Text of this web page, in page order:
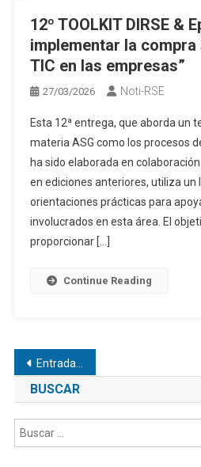
12º TOOLKIT DIRSE &
implementar la
TIC en las empresas”
27/03/2026 Noti-RSE
Esta 12ª entrega, que aborda un
materia ASG como los procesos
ha sido elaborada en
en ediciones anteriores, utiliza
orientaciones prácticas para
involucrados en esta área. El
proporcionar […]
Continue Reading
Navegación
de
entradas
Entradas anteriores
BUSCAR